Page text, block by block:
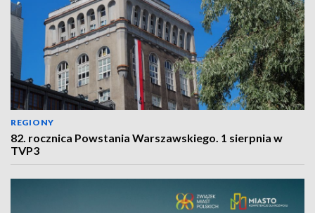
REGIONY
82. rocznica Powstania Warszawskiego. 1 sierpnia w
TVP3